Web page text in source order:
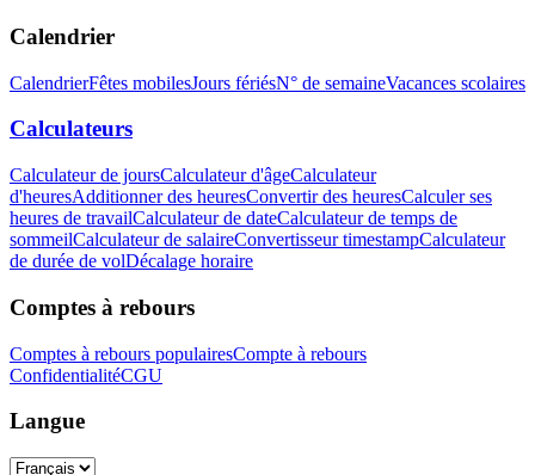
Calendrier
CalendrierFêtes mobilesJours fériésN° de semaineVacances scolaires
Calculateurs
Calculateur de joursCalculateur d'âgeCalculateur
d'heuresAdditionner des heuresConvertir des heuresCalculer ses
heures de travailCalculateur de dateCalculateur de temps de
sommeilCalculateur de salaireConvertisseur timestampCalculateur
de durée de volDécalage horaire
Comptes à rebours
Comptes à rebours populairesCompte à rebours
ConfidentialitéCGU
Langue